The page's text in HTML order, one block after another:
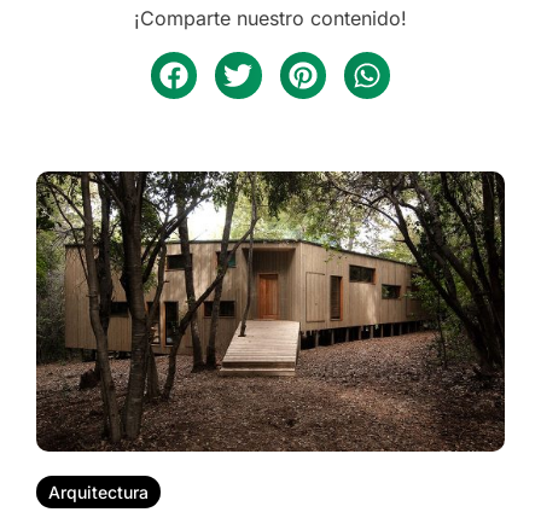
¡Comparte nuestro contenido!
Arquitectura